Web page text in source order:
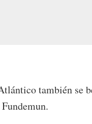
también se